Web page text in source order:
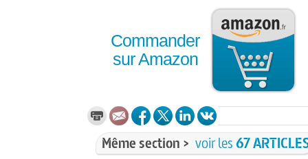
Commander
sur Amazon
Même section > voir les67